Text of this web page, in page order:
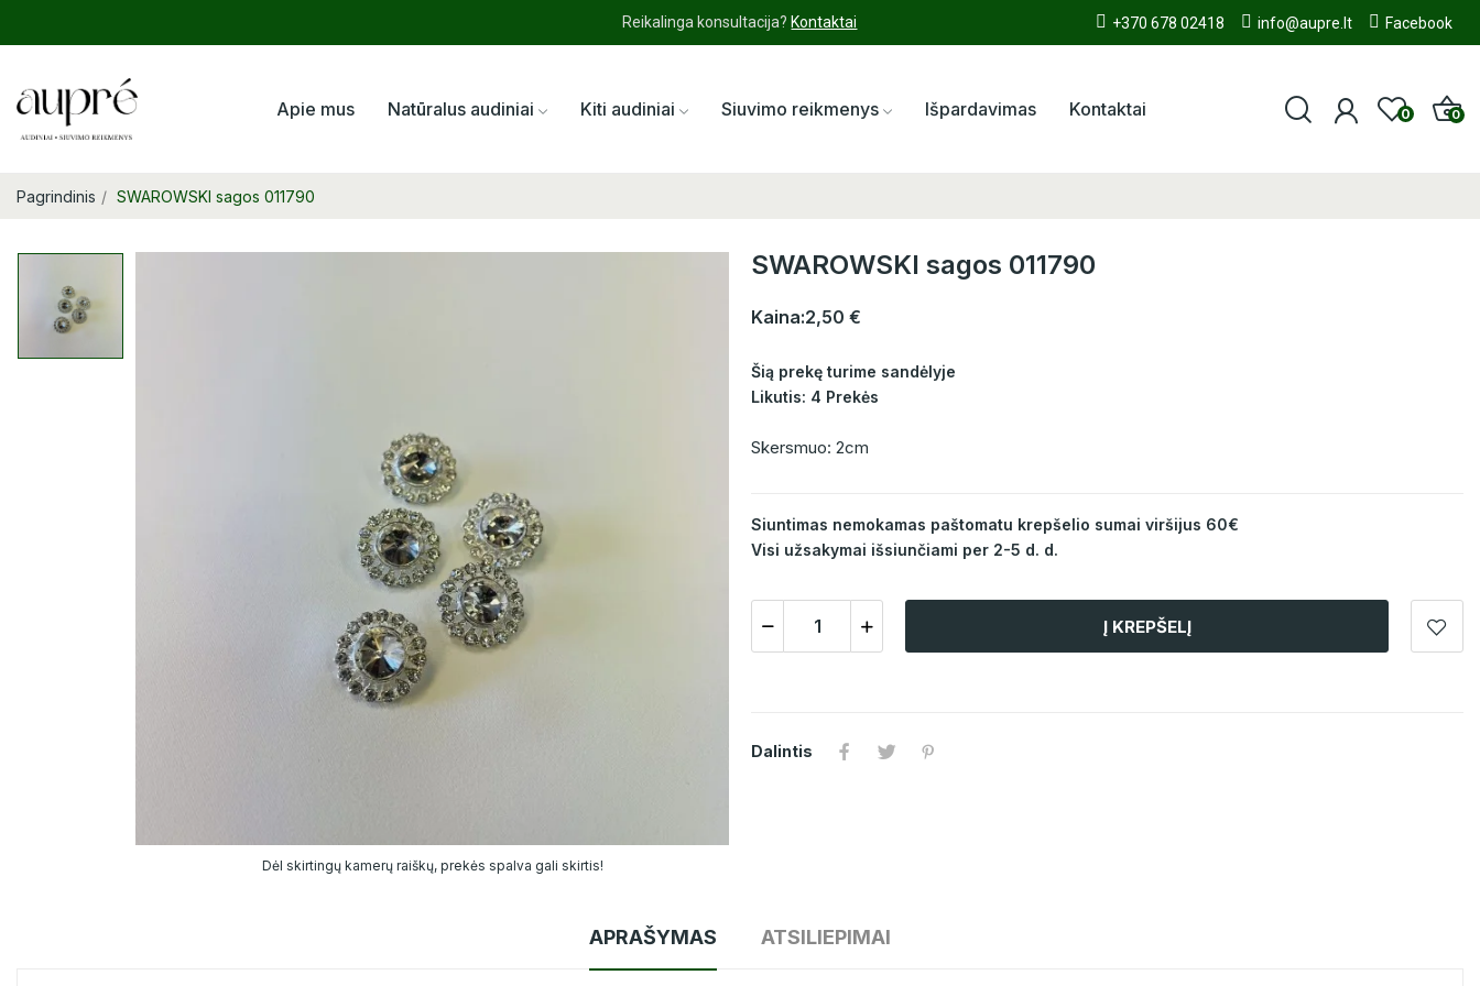
Reikalinga konsultacija? Kontaktai +370 678 02418 info@aupre.lt Facebook
Apie mus Natūralus audiniai Kiti audiniai Siuvimo reikmenys Išpardavimas Kontaktai 0 0
Pagrindinis SWAROWSKI sagos 011790
Dėl skirtingų kamerų raiškų, prekės spalva gali skirtis!
SWAROWSKI sagos 011790
Kaina:2,50 €
Šią prekę turime sandėlyje
Likutis: 4 Prekės
Skersmuo: 2cm
Siuntimas nemokamas paštomatu krepšelio sumai viršijus 60€
Visi užsakymai išsiunčiami per 2-5 d. d.
Į KREPŠELĮ
Dalintis
APRAŠYMAS ATSILIEPIMAI